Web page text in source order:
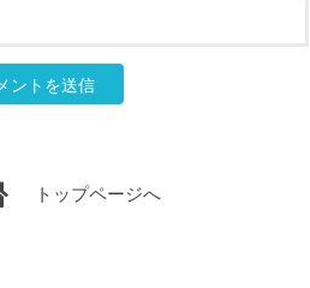
トップページへ